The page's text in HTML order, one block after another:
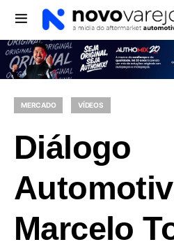
MERCADO VÍDEOS
Diálogo
Marcelo